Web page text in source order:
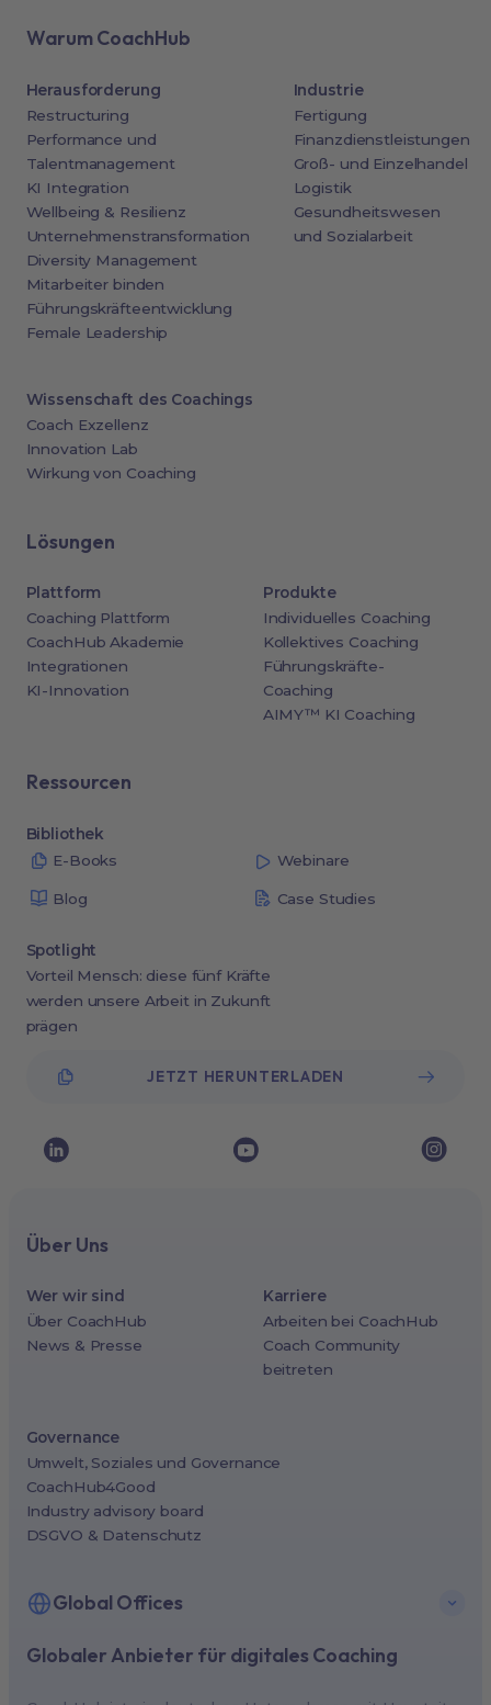
Warum CoachHub
Herausforderung
Restructuring
Performance und
Talentmanagement
KI Integration
Wellbeing & Resilienz
Unternehmenstransformation
Diversity Management
Mitarbeiter binden
Führungskräfteentwicklung
Female Leadership
Industrie
Fertigung
Finanzdienstleistungen
Groß- und Einzelhandel
Logistik
Gesundheitswesen
und Sozialarbeit
Wissenschaft des Coachings
Coach Exzellenz
Innovation Lab
Wirkung von Coaching
Lösungen
Plattform
Coaching Plattform
CoachHub Akademie
Integrationen
KI-Innovation
Produkte
Individuelles Coaching
Kollektives Coaching
Führungskräfte-
Coaching
AIMY™ KI Coaching
Ressourcen
Bibliothek
E-Books
Webinare
Blog Case Studies
Spotlight
Vorteil Mensch: diese fünf Kräfte
werden unsere Arbeit in Zukunft
prägen
JETZT HERUNTERLADEN
Globaler Anbieter für digitales Coaching
Über Uns
Wer wir sind
Über CoachHub
News & Presse
Karriere
Arbeiten bei CoachHub
Coach Community
beitreten
Governance
Umwelt, Soziales und Governance
CoachHub4Good
Industry advisory board
DSGVO & Datenschutz
Global Offices
New York, USA (North America HQ)